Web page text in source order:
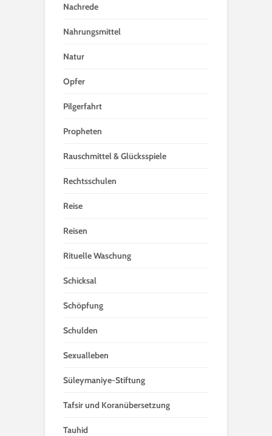
Nachrede
Nahrungsmittel
Natur
Opfer
Pilgerfahrt
Propheten
Rauschmittel & Glücksspiele
Rechtsschulen
Reise
Reisen
Rituelle Waschung
Schicksal
Schöpfung
Schulden
Sexualleben
Süleymaniye-Stiftung
Tafsir und Koranübersetzung
Tauhid